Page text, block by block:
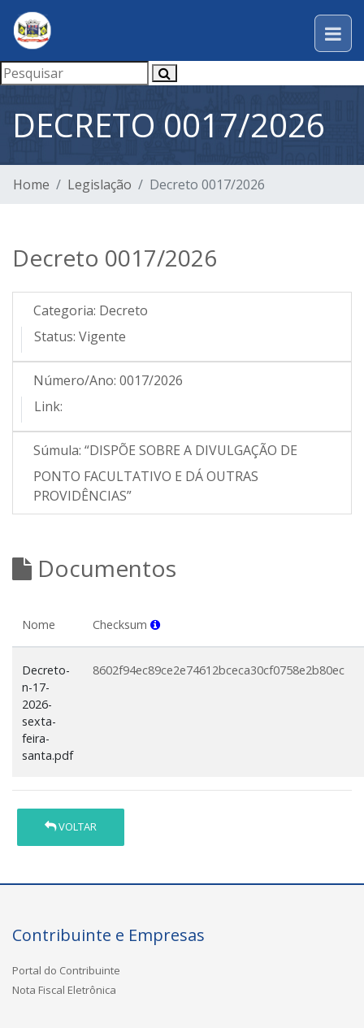
DECRETO 0017/2026
Home Legislação Decreto 0017/2026
Decreto 0017/2026
Categoria: Decreto
Status: Vigente
Número/Ano: 0017/2026
Link:
Súmula: “DISPÕE SOBRE A DIVULGAÇÃO DE
PONTO FACULTATIVO E DÁ OUTRAS
PROVIDÊNCIAS”
Documentos
Nome Checksum
Decreto-
n-17-
2026-
sexta-
feira-
santa.pdf
8602f94ec89ce2e74612bceca30cf0758e2b80ec
VOLTAR
Contribuinte e Empresas
Portal do Contribuinte
Nota Fiscal Eletrônica